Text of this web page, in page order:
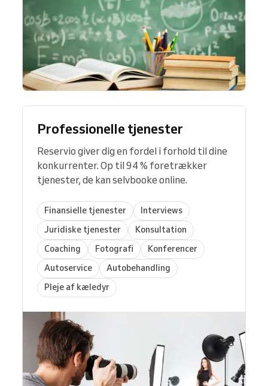
Professionelle tjenester
Reservio giver dig en fordel i forhold til dine
konkurrenter. Op til 94 % foretrækker
tjenester, de kan selvbooke online.
Finansielle tjenester
Interviews
Juridiske tjenester
Konsultation
Coaching
Fotografi
Konferencer
Autoservice
Autobehandling
Pleje af kæledyr